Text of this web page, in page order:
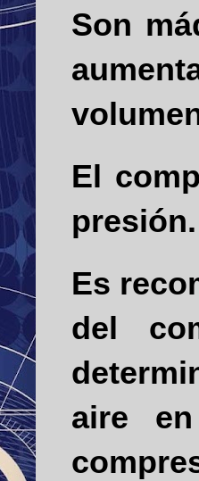
Son
El
presión.
Es
del
aire